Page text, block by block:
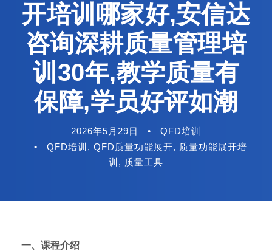
开培训哪家好,安信达
咨询深耕质量管理培
训30年,教学质量有
保障,学员好评如潮
2026年5月29日 •
QFD培训
•
QFD培训 , QFD质量功能展开, 质量功能展开培
训 , 质量工具
一、课程介绍